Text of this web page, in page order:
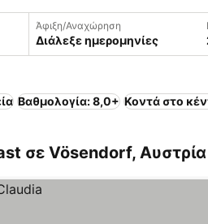
Άφιξη/Αναχώρηση
Διάλεξε ημερομηνίες
Βαθμολογία: 8,0+ Κοντά στο
σε Vösendorf, Αυστρία